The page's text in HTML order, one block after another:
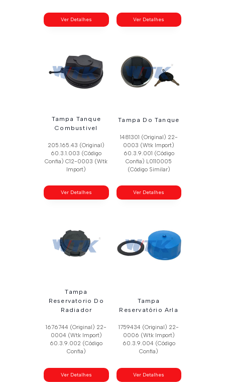
Ver Detalhes Ver Detalhes
Tampa Tanque
Combustivel
205.165.43 (Original)
60.3.1.003 (Código
Confia) C12-0003 (Wtk
Import)
Ver Detalhes
Tampa Do Tanque
1481301 (Original) 22-
0003 (Wtk Import)
60.3.9.001 (Código
Confia) L0110005
(Código Similar)
Ver Detalhes
Tampa
Reservatorio Do
Radiador
1676744 (Original) 22-
0004 (Wtk Import)
60.3.9.002 (Código
Confia)
Ver Detalhes
Tampa
Reservatório Arla
1759434 (Original) 22-
0006 (Wtk Import)
60.3.9.004 (Código
Confia)
Ver Detalhes